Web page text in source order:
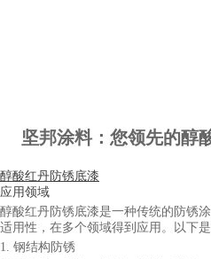
坚邦涂料：您领先的醇
醇酸红丹防锈底漆
应用领域
醇酸红丹防锈底漆是一种传统的防锈
适用性，在多个领域得到应用。以下
1. 钢结构防锈